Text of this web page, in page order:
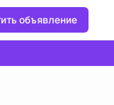
объявление